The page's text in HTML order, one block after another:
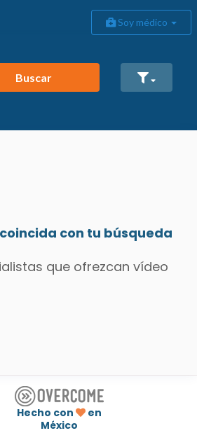
Soy médico
Buscar
con tu búsqueda
que ofrezcan vídeo
Hecho con
en
México